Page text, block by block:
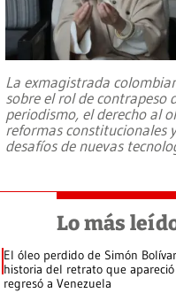
La exmagistrada
sobre el rol de contrapeso
periodismo, el derecho al
reformas constitucionales
desafíos de nuevas
Lo más
El óleo perdido de Simón
historia del retrato que
regresó a Venezuela